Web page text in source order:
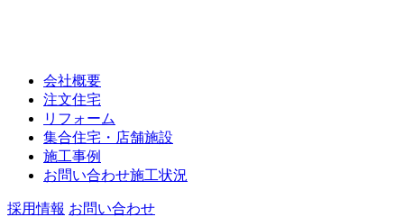
会社概要
注文住宅
リフォーム
集合住宅・店舗施設
施工事例
お問い合わせ施工状況
採用情報 お問い合わせ